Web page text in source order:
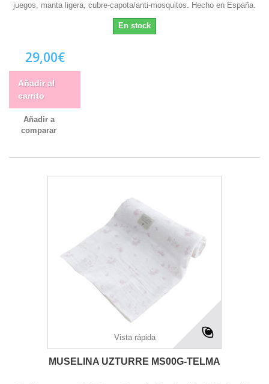
juegos, manta ligera, cubre-capota/anti-mosquitos. Hecho en España.
En stock
29,00€
Añadir al
carrito
Añadir a
comparar
Vista rápida
MUSELINA UZTURRE MS00G-TELMA